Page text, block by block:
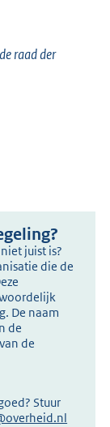
raad der
juist is?
die de
De naam
de
de
Stuur